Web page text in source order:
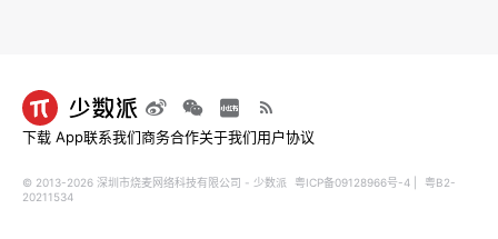
下载 App联系我们商务合作关于我们用户协议
© 2013-2026 深圳市烧麦网络科技有限公司 - 少数派 粤ICP备09128966号-4
粤B2-
20211534